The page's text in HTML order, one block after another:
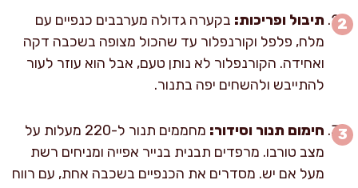
תיבול ופריכות: בקערה גדולה מערבבים כנפיים עם
מלח, פלפל וקורנפלור עד שהכול מצופה בשכבה דקה
ואחידה. הקורנפלור לא נותן טעם, אבל הוא עוזר לעור
להתייבש ולהשחים יפה בתנור.
חימום תנור וסידור:
מחממים תנור ל-220 מעלות על
מצב טורבו. מרפדים תבנית בנייר אפייה ומניחים רשת
מעל אם יש. מסדרים את הכנפיים בשכבה אחת, עם רווח